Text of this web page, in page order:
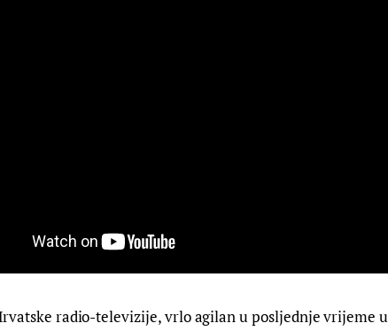
radio-televizije, vrlo agilan u posljednje vrijeme